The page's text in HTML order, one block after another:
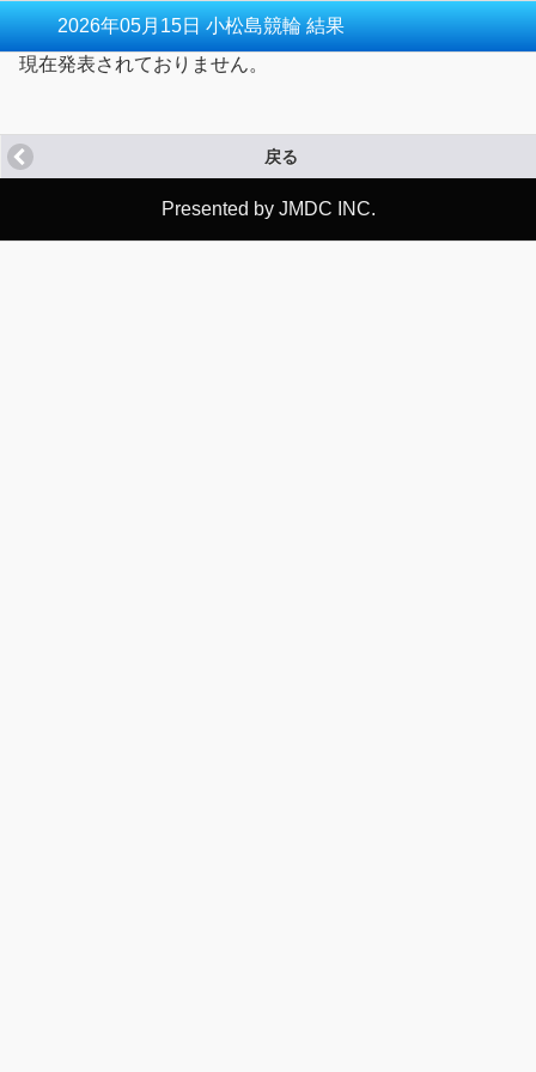
2026年05月15日 小松島競輪 結果
現在発表されておりません。
戻る
Presented by JMDC INC.